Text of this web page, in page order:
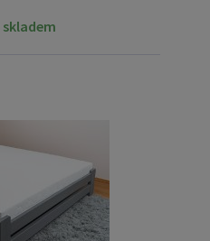
skladem